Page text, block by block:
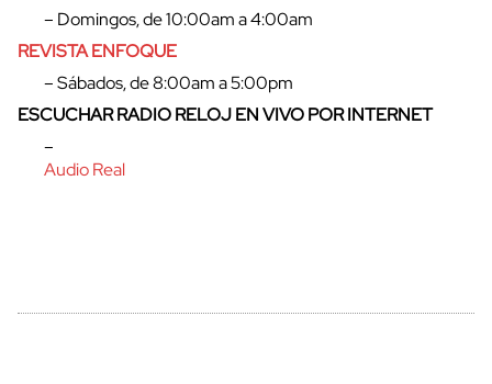
cerrar
– Domingos, de 10:00am a 4:00am
REVISTA ENFOQUE
– Sábados, de 8:00am a 5:00pm
ESCUCHAR RADIO RELOJ EN VIVO POR INTERNET
–
Audio Real